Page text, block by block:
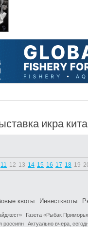
икра
11 12 13 14 15 16 17 18 19
квоты Инвестквоты
Газета «Рыбак
россиян Актуально вчера,